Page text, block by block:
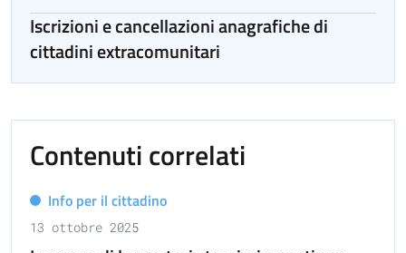
Iscrizioni e cancellazioni anagrafiche di
cittadini extracomunitari
Contenuti correlati
Info per il cittadino
13 ottobre 2025